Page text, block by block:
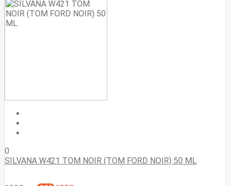
0
SILVANA W421 TOM NOIR (TOM FORD NOIR) 50 ML